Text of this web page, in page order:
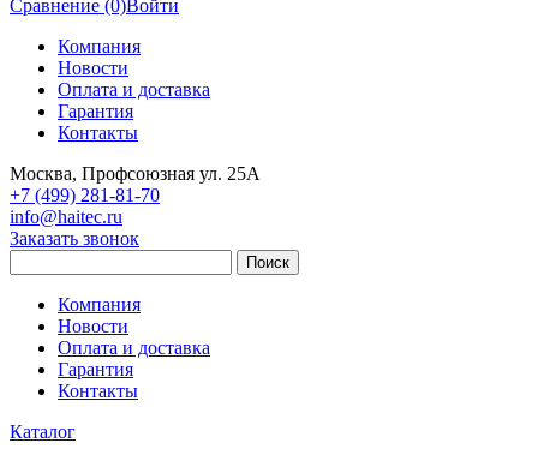
Сравнение (0)Войти
Компания
Новости
Оплата и доставка
Гарантия
Контакты
Москва, Профсоюзная ул. 25А
+7 (499) 281-81-70
info@haitec.ru
Заказать звонок
Поиск
Компания
Новости
Оплата и доставка
Гарантия
Контакты
Каталог